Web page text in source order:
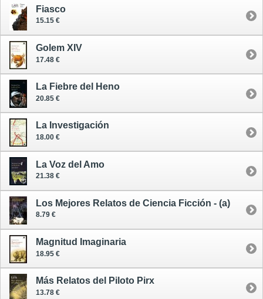
Fiasco
15.15 €
Golem XIV
17.48 €
La Fiebre del Heno
20.85 €
La Investigación
18.00 €
La Voz del Amo
21.38 €
Los Mejores Relatos de Ciencia Ficción - (a)
8.79 €
Magnitud Imaginaria
18.95 €
Más Relatos del Piloto Pirx
13.78 €